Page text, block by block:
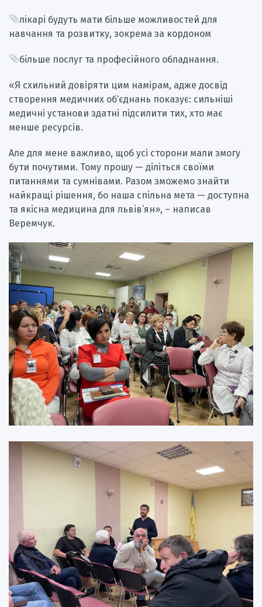
лікарі будуть мати більше можливостей для
навчання та розвитку, зокрема за кордоном
більше послуг та професійного обладнання.
«Я схильний довіряти цим намірам, адже досвід
створення медичних обʼєднань показує: сильніші
медичні установи здатні підсилити тих, хто має
менше ресурсів.
Але для мене важливо, щоб усі сторони мали змогу
бути почутими. Тому прошу — діліться своїми
питаннями та сумнівами. Разом зможемо знайти
найкращі рішення, бо наша спільна мета — доступна
та якісна медицина для львів’ян», – написав
Веремчук.